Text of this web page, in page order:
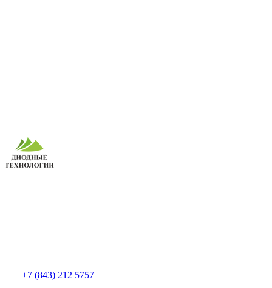
+7 (843) 212 5757